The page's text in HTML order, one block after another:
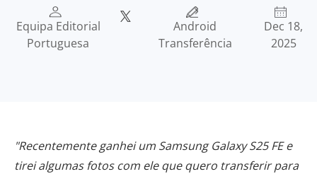
Equipa Editorial
Portuguesa
Android
Transferência
Dec 18,
2025
"Recentemente ganhei um Samsung Galaxy S25 FE e
tirei algumas fotos com ele que quero transferir para